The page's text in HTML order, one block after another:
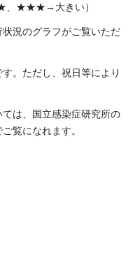
、★★★→大きい）
況のグラフがご覧いただ
。ただし、祝日等により
は、国立感染症研究所の
ご覧になれます。